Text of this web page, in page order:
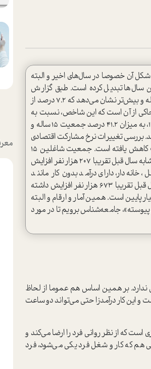
آن خصوصا در سال‌های اخیر و البته
سال‌ها تبدیل کرده است. طبق گزارش
منتشر‌شده توسط مرکز آمار ایران در مورد میزان اشتغال و نرخ بیکاری افراد ۱۵ ساله و بیش‌تر نشان می‌دهد که ۷.۲ درصد از
حاکی از آن است که این شاخص، نسبت به
فصل مشابه در سال قبل ( پاییز ۱۴۰۲) ، ۰.۴ درصد کاهش یافته است. در پاییز ۱۴۰۳، به میزان ۴۱.۲ درصد جمعیت ۱۵ ساله و
بررسی تغییرات نرخ مشارکت اقتصادی
حاکی از آن است که این نرخ نسبت به فصل مشابه در سال قبل (پاییز ۱۴۰۲) ۰.۳ کاهش یافته است. جمعیت شاغلین ۱۵
ساله و بیشتر در این فصل ۲۴ میلیون و ۹۸۳ هزار نفر بوده که نسبت به فصل مشابه سال قبل تقریبا ۲۰۷ هزار نفر افزایش
دارای درآمد بدون کار مانند
بازنشستگان و ...) ۳۸ میلیون و ۵۰۰ هزار نفر بوده که نسبت به فصل مشابه سال قبل تقریبا ۶۷۳ هزار نفر افزایش داشته
است. همین آمار و ارقام و البته
جامعه‌شناس برویم تا در مورد
ندارد. بر همین اساس هم عموما از لحاظ
و این کار درآمدزا حتی می‌تواند دو ساعت
است که از نظر روانی فرد را ارضا می‌کند و
هم که کار و شغل فرد یکی می‌شود، فرد